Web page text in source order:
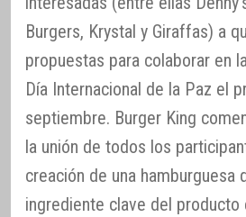
Burgers, Krystal y Giraffas) a
propuestas para colaborar en
Día Internacional de la Paz el
septiembre. Burger King
la unión de todos los
creación de una hamburguesa
ingrediente clave del producto